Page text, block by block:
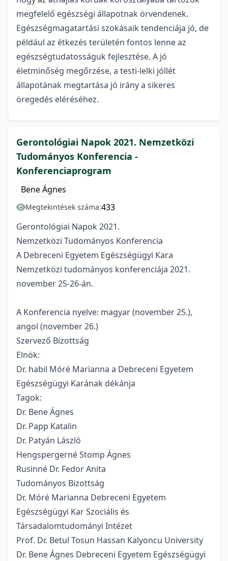
megfelelő egészségi állapotnak örvendenek.
Egészségmagatartási szokásaik tendenciája jó, de
például az étkezés területén fontos lenne az
egészségtudatosságuk fejlesztése. A jó
életminőség megőrzése, a testi-lelki jóllét
állapotának megtartása jó irány a sikeres
öregedés eléréséhez.
Gerontológiai Napok 2021. Nemzetközi
Tudományos Konferencia -
Konferenciaprogram
Bene Ágnes
Megtekintések száma:433
Gerontológiai Napok 2021.
Nemzetközi Tudományos Konferencia
A Debreceni Egyetem Egészségügyi Kara
Nemzetközi tudományos konferenciája 2021.
november 25-26-án.
A Konferencia nyelve: magyar (november 25.),
angol (november 26.)
Szervező Bizottság
Elnök:
Dr. habil Móré Marianna a Debreceni Egyetem
Egészségügyi Karának dékánja
Tagok:
Dr. Bene Ágnes
Dr. Papp Katalin
Dr. Patyán László
Hengspergerné Stomp Ágnes
Rusinné Dr. Fedor Anita
Tudományos Bizottság
Dr. Móré Marianna Debreceni Egyetem
Egészségügyi Kar Szociális és
Társadalomtudományi Intézet
Prof. Dr. Betul Tosun Hassan Kalyoncu University
Dr. Bene Ágnes Debreceni Egyetem Egészségügyi